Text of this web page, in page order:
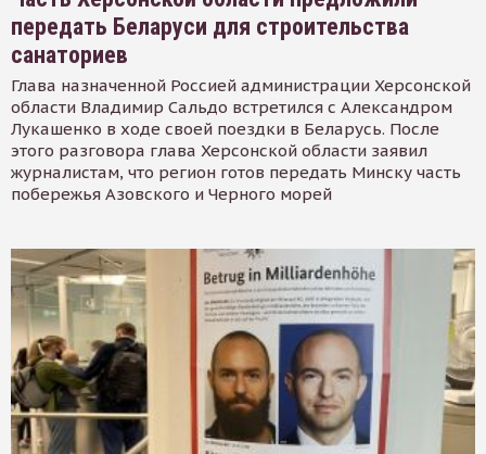
передать Беларуси для строительства
санаториев
Глава назначенной Россией администрации Херсонской
области Владимир Сальдо встретился с Александром
Лукашенко в ходе своей поездки в Беларусь. После
этого разговора глава Херсонской области заявил
журналистам, что регион готов передать Минску часть
побережья Азовского и Черного морей